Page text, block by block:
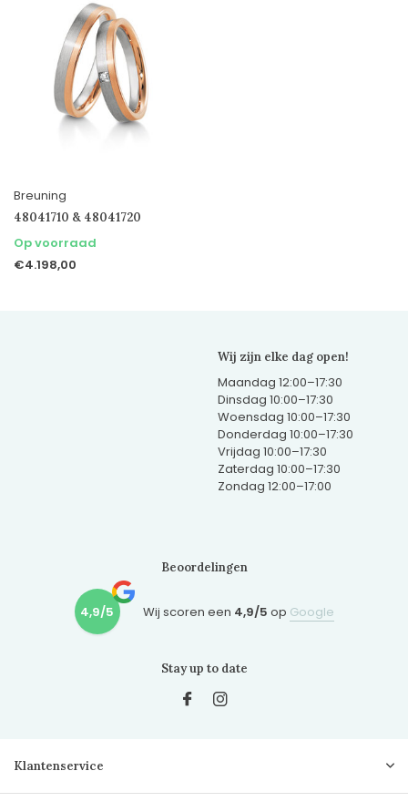
Breuning
48041710 & 48041720
Op voorraad
€4.198,00
Wij zijn elke dag open!
Maandag 12:00–17:30
Dinsdag 10:00–17:30
Woensdag 10:00–17:30
Donderdag 10:00–17:30
Vrijdag 10:00–17:30
Zaterdag 10:00–17:30
Zondag 12:00–17:00
Beoordelingen
4,9/5 Wij scoren een 4,9/5 op Google
Stay up to date
Klantenservice